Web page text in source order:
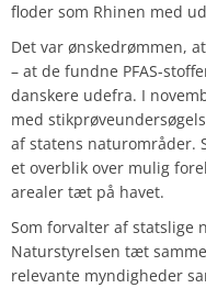
floder som Rhinen med
Det var ønskedrømmen,
– at de fundne PFAS-
danskere udefra. I
med
af statens naturområder.
et overblik over mulig
arealer tæt på havet.
Som forvalter af statslige
Naturstyrelsen tæt
relevante myndigheder